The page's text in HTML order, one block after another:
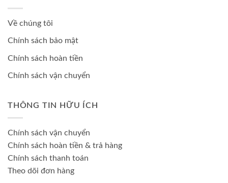
Về chúng tôi
Chính sách bảo mật
Chính sách hoàn tiền
Chính sách vận chuyển
THÔNG TIN HỮU ÍCH
Chính sách vận chuyển
Chính sách hoàn tiền & trả hàng
Chính sách thanh toán
Theo dõi đơn hàng